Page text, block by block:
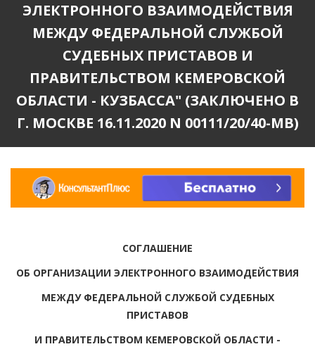
ЭЛЕКТРОННОГО ВЗАИМОДЕЙСТВИЯ
МЕЖДУ ФЕДЕРАЛЬНОЙ СЛУЖБОЙ
СУДЕБНЫХ ПРИСТАВОВ И
ПРАВИТЕЛЬСТВОМ КЕМЕРОВСКОЙ
ОБЛАСТИ - КУЗБАССА" (ЗАКЛЮЧЕНО В
Г. МОСКВЕ 16.11.2020 N 00111/20/40-МВ)
СОГЛАШЕНИЕ
ОБ ОРГАНИЗАЦИИ ЭЛЕКТРОННОГО ВЗАИМОДЕЙСТВИЯ
МЕЖДУ ФЕДЕРАЛЬНОЙ СЛУЖБОЙ СУДЕБНЫХ
ПРИСТАВОВ
И ПРАВИТЕЛЬСТВОМ КЕМЕРОВСКОЙ ОБЛАСТИ -